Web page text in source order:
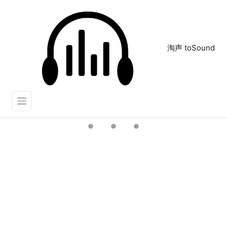
淘声 toSound
音效：计时 滴答
正在为您搜索声音资源